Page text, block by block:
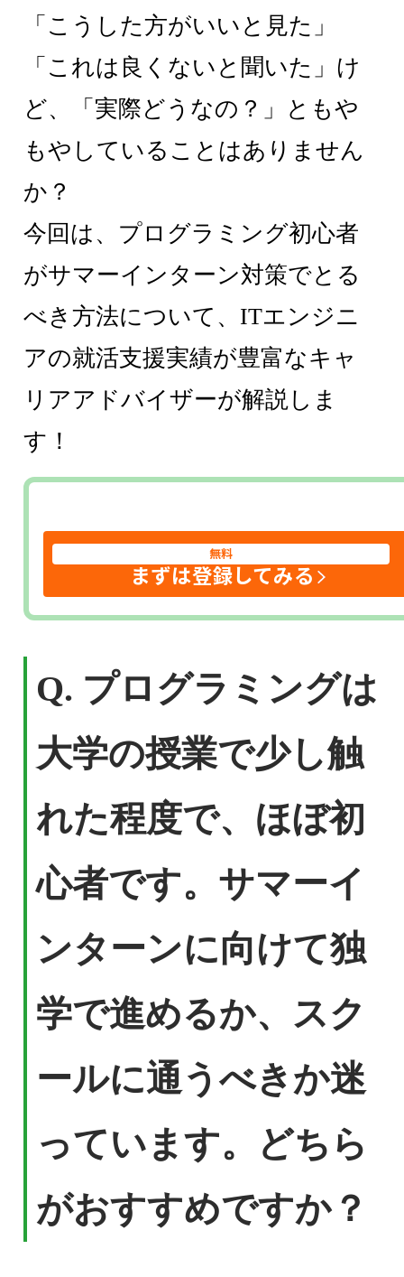
「こうした方がいいと見た」
「これは良くないと聞いた」け
ど、「実際どうなの？」ともや
もやしていることはありません
か？
今回は、プログラミング初心者
がサマーインターン対策でとる
べき方法について、ITエンジニ
アの就活支援実績が豊富なキャ
リアアドバイザーが解説しま
す！
無料
まずは登録してみる
Q. プログラミングは
大学の授業で少し触
れた程度で、ほぼ初
心者です。サマーイ
ンターンに向けて独
学で進めるか、スク
ールに通うべきか迷
っています。どちら
がおすすめですか？